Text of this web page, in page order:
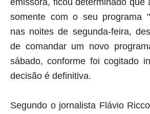
emissora, ficou determinado que
somente com o seu programa
nas noites de segunda-feira,
de comandar um novo
sábado, conforme foi cogitado
decisão é definitiva.
Segundo o jornalista Flávio